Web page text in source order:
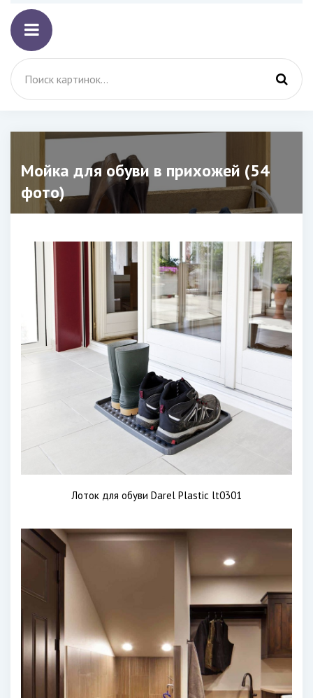
Мойка для обуви в прихожей (54
фото)
Лоток для обуви Darel Plastic lt0301